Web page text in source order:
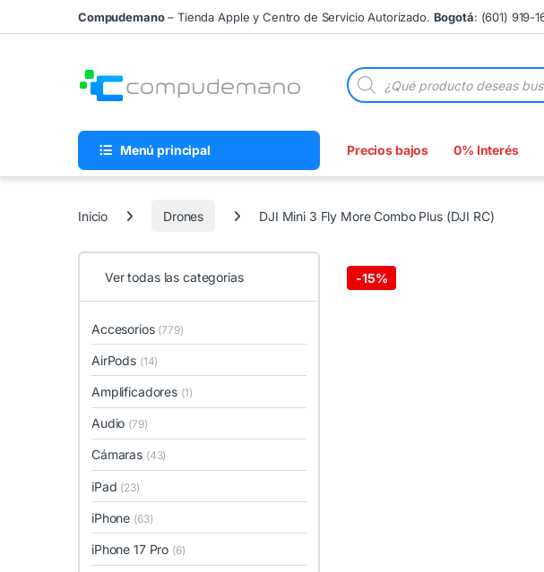
Skip to navigation
Skip to contentCompudemano– Tienda Apple y Centro de Servicio Autorizado. Bogotá: (601) 919-
Búsqueda de productos
Menú principal Precios bajos 0% Interés
Inicio Drones DJI Mini 3 Fly More Combo Plus (DJI RC)
-15%
Ver todas las categorias
Accesorios (779)
AirPods (14)
Amplificadores (1)
Audio (79)
Cámaras (43)
iPad (23)
iPhone (63)
iPhone 17 Pro (6)